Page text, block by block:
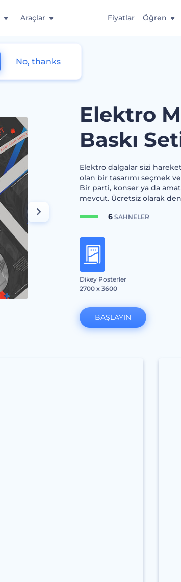
Araçlar Fiyatlar Öğren
Elektro
Baskı
Elektro dalgalar sizi
olan bir tasarımı seçmek
Bir parti, konser ya da
mevcut. Ücretsiz olarak
6SAHNELER
Dikey Posterler
2700 x 3600
BAŞLAYIN
No, thanks